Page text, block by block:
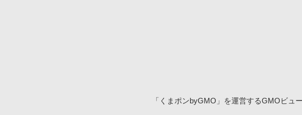
「くまポンbyGMO」を運営するGMOビュ